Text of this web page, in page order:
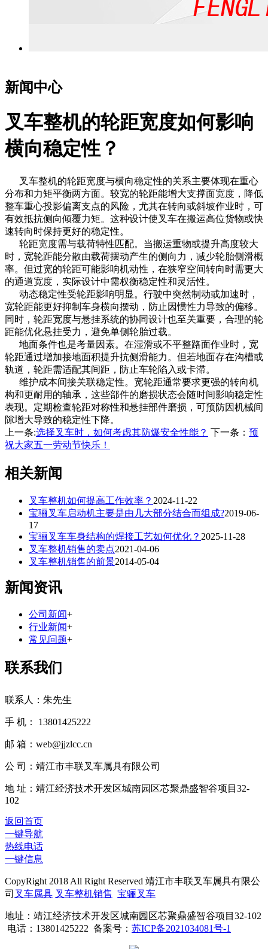
新闻中心
叉车整机的轮距宽度如何影响
横向稳定性？
叉车整机的轮距宽度与横向稳定性的关系主要体现在重心
分布和力矩平衡两方面。较宽的轮距能增大支撑面宽度，降低
整车重心投影偏离支点的风险，尤其在转向或斜坡作业时，可
有效抵抗侧向倾覆力矩。这种设计使叉车在搬运高位货物或快
速转向时保持更好的稳定性。
轮距宽度需与载荷特性匹配。当搬运重物或提升高度较大
时，宽轮距能分散由载荷摆动产生的侧向力，减少轮胎侧滑概
率。但过宽的轮距可能影响机动性，在狭窄空间转向时需更大
的通道宽度，实际设计中需权衡稳定性和灵活性。
动态稳定性受轮距影响明显。行驶中突然制动或加速时，
宽轮距能更好抑制车身横向摆动，防止因惯性力导致的偏移。
同时，轮距宽度与悬挂系统的协同设计也至关重要，合理的轮
距能优化悬挂受力，避免单侧轮胎过载。
地面条件也是考量因素。在湿滑或不平整路面作业时，宽
轮距通过增加接地面积提升抗侧滑能力。但若地面存在沟槽或
轨道，轮距需适配其间距，防止车轮陷入或卡滞。
维护成本间接关联稳定性。宽轮距通常要求更强的转向机
构和更耐用的轴承，这些部件的磨损状态会随时间影响稳定性
表现。定期检查轮距对称性和悬挂部件磨损，可预防因机械间
隙增大导致的稳定性下降。
上一条:选择叉车时，如何考虑其防爆安全性能？ 下一条： 预
祝大家五一劳动节快乐！
相关新闻
叉车整机如何提高工作效率？ 2024-11-22
宝骊叉车启动机主要是由几大部分结合而组成?2019-06-
17
宝骊叉车车身结构的焊接工艺如何优化？ 2025-11-28
叉车整机销售的卖点2021-04-06
叉车整机销售的前景2014-05-04
新闻资讯
公司新闻+
行业新闻+
常见问题+
联系我们
联系人：朱先生
手 机： 13801425222
邮 箱：web@jjzlcc.cn
公 司：靖江市丰联叉车属具有限公司
地 址：靖江经济技术开发区城南园区芯聚鼎盛智谷项目32-
102
返回首页
一键导航
热线电话
一键信息
CopyRight 2018 All Right Reserved 靖江市丰联叉车属具有限公
司 叉车属具 叉车整机销售 宝骊叉车
地址：靖江经济技术开发区城南园区芯聚鼎盛智谷项目32-102
电话：13801425222 备案号： 苏ICP备2021034081号-1